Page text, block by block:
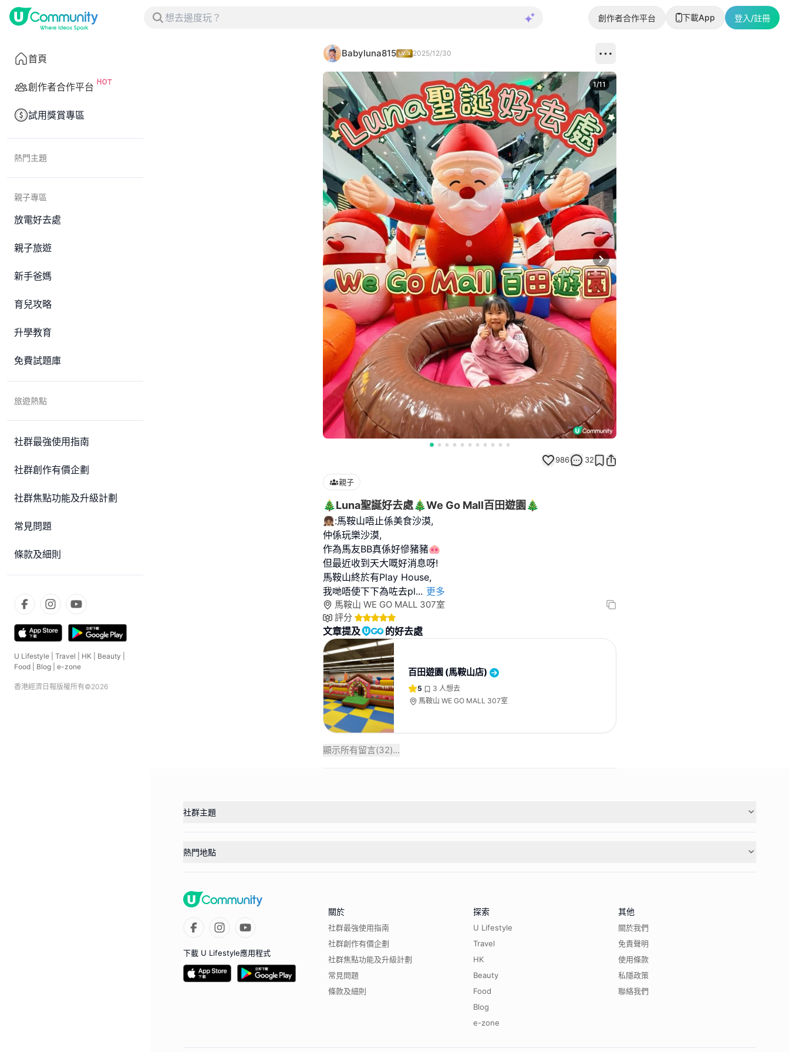
創作者合作平台 下載App 登入/註冊
首頁
創作者合作平台
試用獎賞專區
熱門主題
親子專區
放電好去處
親子旅遊
新手爸媽
育兒攻略
升學教育
免費試題庫
旅遊熱點
社群最強使用指南
社群創作有價企劃
社群焦點功能及升級計劃
常見問題
條款及細則
U Lifestyle Travel HK Beauty
Food
Blog e-zone
香港經濟日報版權所有©2026
Babyluna815 2025/12/30
Next slide
1/11
986 32
親子
🎄Luna聖誕好去處🎄We Go Mall百田遊園🎄
👧🏽:馬鞍山唔止係美食沙漠,
仲係玩樂沙漠,
作為馬友BB真係好慘豬豬🐽
但最近收到天大嘅好消息呀!
馬鞍山終於有Play House,
我哋唔使下下為咗去pl... 更多
馬鞍山 WE GO MALL 307室
評分
文章提及 的好去處
百田遊園 (馬鞍山店)
5 3 人想去
馬鞍山 WE GO MALL 307室
顯示所有留言(32)...
社群主題
熱門地點
下載 U Lifestyle應用程式
關於
社群最強使用指南
社群創作有價企劃
社群焦點功能及升級計劃
常見問題
條款及細則
探索
U Lifestyle
Travel
HK
Beauty
Food
Blog
e-zone
其他
關於我們
免責聲明
使用條款
私隱政策
聯絡我們